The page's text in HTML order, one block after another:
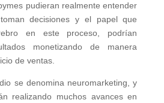
pudieran realmente entender
decisiones y el papel que
en este proceso, podrían
monetizando de manera
de ventas.
se denomina neuromarketing, y
realizando muchos avances en